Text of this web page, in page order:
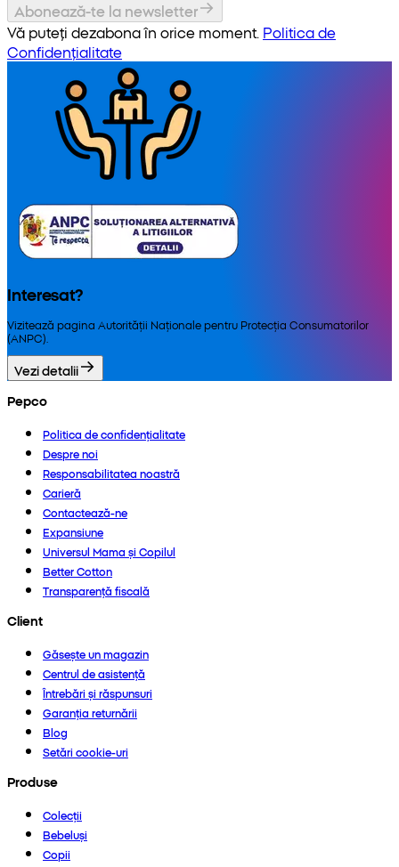
Abonează-te la newsletter
Vă puteți dezabona în orice moment. Politica de
Confidențialitate
Interesat?
Vizitează pagina Autorității Naționale pentru Protecția Consumatorilor
(ANPC).
Vezi detalii
Pepco
Politica de confidențialitate
Despre noi
Responsabilitatea noastră
Carieră
Contactează-ne
Expansiune
Universul Mama și Copilul
Better Cotton
Transparență fiscală
Client
Găsește un magazin
Centrul de asistență
Întrebări și răspunsuri
Garanția returnării
Blog
Setări cookie-uri
Produse
Colecții
Bebeluși
Copii